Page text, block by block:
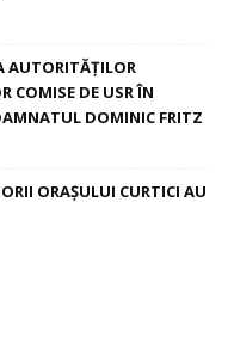
AUTORITĂȚILOR
COMISE DE USR ÎN
DOMINIC FRITZ
ORAȘULUI CURTICI AU